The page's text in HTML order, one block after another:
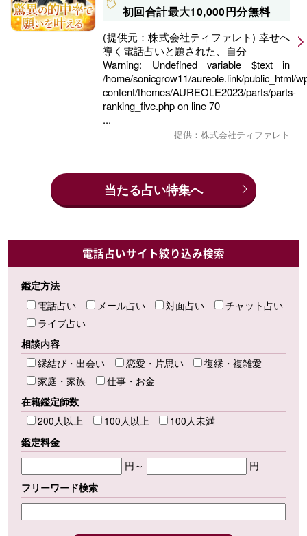
初回合計最大10,000円分無料
(提供元：株式会社ティファレト) 幸せへ
導く電話占いと題された、自分
Warning: Undefined variable $text in
/home/sonicgrow11/aureole.link/public_html/
content/themes/AUREOLE2023/parts/parts-
ranking_five.phpon line70
...
提供：株式会社ティファレト
当たる占い特集へ
電話占いサイト絞り込み検索
鑑定方法
電話占い
メール占い 対面占い
チャット占い
ライブ占い
相談内容
縁結び・出会い
恋愛・片思い
復縁・複雑愛
家庭・家族
仕事・お金
在籍鑑定師数
200人以上
100人以上
100人未満
鑑定料金
円～
円
フリーワード検索